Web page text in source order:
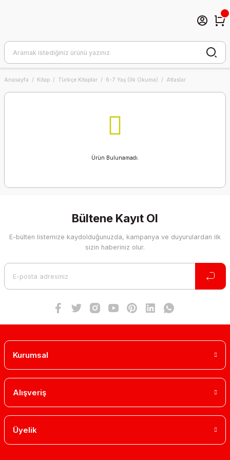
Anasayfa Kitap Türkçe Kitaplar 6-7 Yaş (İlk Okuma) Atlaslar
Ürün Bulunamadı.
Bültene Kayıt Ol
E-bülten listemize kaydolduğunuzda, kampanya ve duyurulardan ilk
sizin haberiniz olur.
Kurumsal
Alışveriş
Üyelik